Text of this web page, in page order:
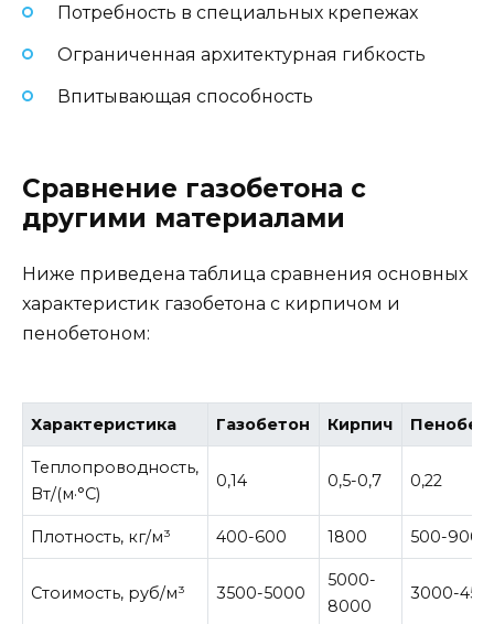
Потребность в специальных крепежах
Ограниченная архитектурная гибкость
Впитывающая способность
Сравнение газобетона с
другими материалами
Ниже приведена таблица сравнения основных
характеристик газобетона с кирпичом и
пенобетоном:
Характеристика Газобетон Кирпич
Теплопроводность,
Вт/(м·°C)
0,14 0,5-0,7 0,22
Плотность, кг/м³ 400-600 1800 500-900
Стоимость, руб/м³ 3500-5000
5000-
8000
3000-